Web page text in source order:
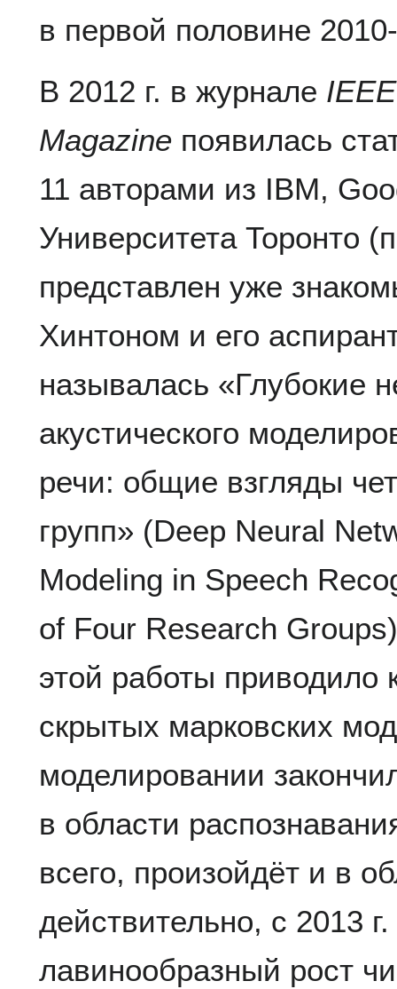
в первой половине
В 2012 г. в журнале IEEE
Magazine появилась
11 авторами из IBM,
Университета Торонто
представлен уже
Хинтоном и его
называлась «Глубокие
акустического
речи: общие взгляды
групп» (Deep Neural
Modeling in Speech
of Four Research
этой работы приводило
скрытых марковских
моделировании
в области
всего, произойдёт и в
действительно, с 2013
лавинообразный рост